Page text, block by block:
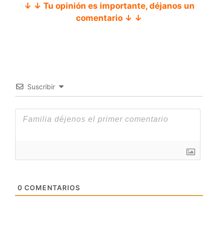
↓ ↓ Tu opinión es importante, déjanos un
comentario ↓ ↓
Suscribir
0 COMENTARIOS